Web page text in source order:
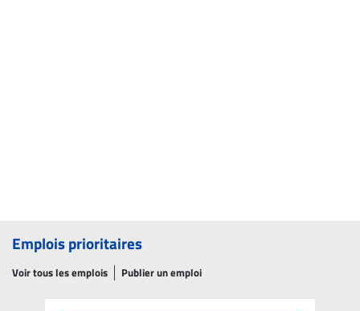
Emplois prioritaires
Voir tous les emplois Publier un emploi